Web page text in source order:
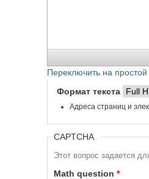
Переключить на простой
Формат текста
Адреса страниц и
CAPTCHA
Этот вопрос задается
Math question *